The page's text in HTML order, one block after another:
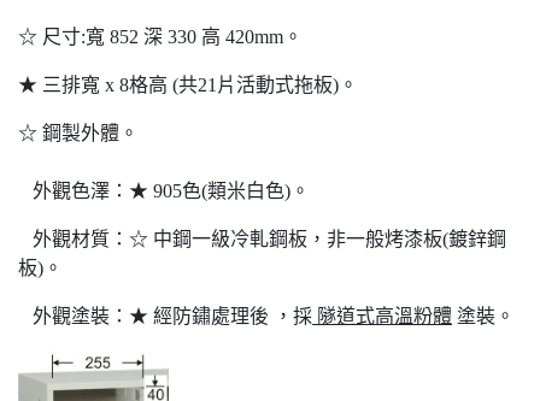
☆ 尺寸:寬 852 深 330 高 420mm。
★ 三排寬 x 8格高 (共21片活動式拖板)。
☆ 鋼製外體。
外觀色澤：★ 905色(類米白色)。
外觀材質：☆ 中鋼一級冷軋鋼板，非一般烤漆板(鍍鋅鋼
板)。
外觀塗裝：★ 經防鏽處理後 ，採 隧道式高溫粉體 塗裝。